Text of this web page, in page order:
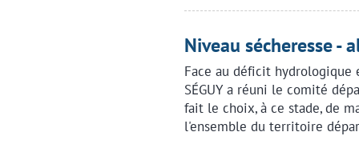
Niveau sécheresse -
Face au déficit hydrologique
SÉGUY a réuni le comité
fait le choix, à ce stade, de
l'ensemble du territoire